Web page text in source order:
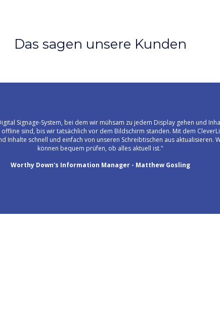
Das sagen unsere Kunden
Signage-System, bei dem wir mühsam zu jedem Display gehen und
sind, bis wir tatsächlich vor dem Bildschirm standen. Mit dem
Inhalte schnell und einfach von unseren Schreibtischen aus aktualisieren.
können bequem prüfen, ob alles aktuell ist."
Worthy Down's Information Manager - Matthew Gosling